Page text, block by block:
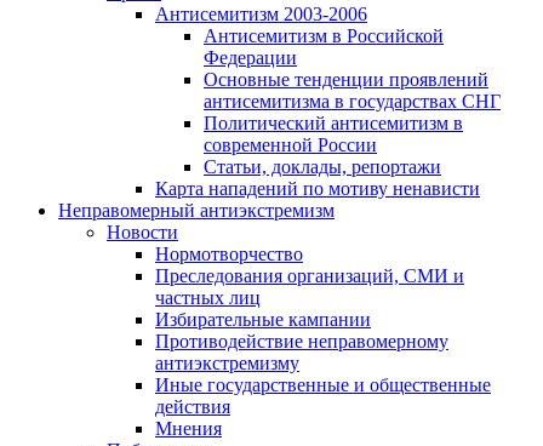
Антисемитизм 2003-2006
Антисемитизм в Российской
Федерации
Основные тенденции проявлений
антисемитизма в государствах СНГ
Политический антисемитизм в
современной России
Статьи, доклады, репортажи
Карта нападений по мотиву ненависти
Неправомерный антиэкстремизм
Новости
Нормотворчество
Преследования организаций, СМИ и
частных лиц
Избирательные кампании
Противодействие неправомерному
антиэкстремизму
Иные государственные и общественные
действия
Мнения